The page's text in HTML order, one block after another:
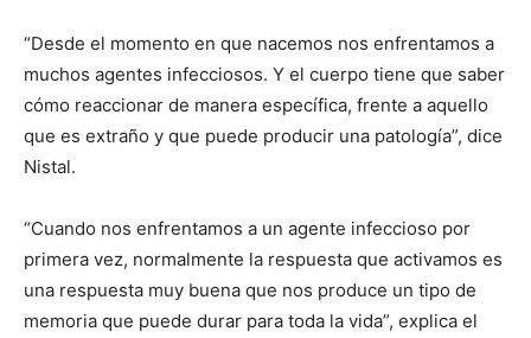
“Desde el momento en que nacemos nos enfrentamos a
muchos agentes infecciosos. Y el cuerpo tiene que saber
cómo reaccionar de manera específica, frente a aquello
que es extraño y que puede producir una patología”, dice
Nistal.
“Cuando nos enfrentamos a un agente infeccioso por
primera vez, normalmente la respuesta que activamos es
una respuesta muy buena que nos produce un tipo de
memoria que puede durar para toda la vida”, explica el